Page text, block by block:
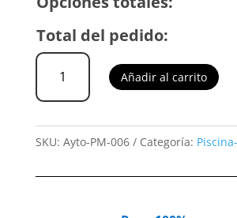
Total del pedido:
Piscina
Entrada
fin
de
Añadir al carrito
SKU: Ayto-PM-006 Categoría: